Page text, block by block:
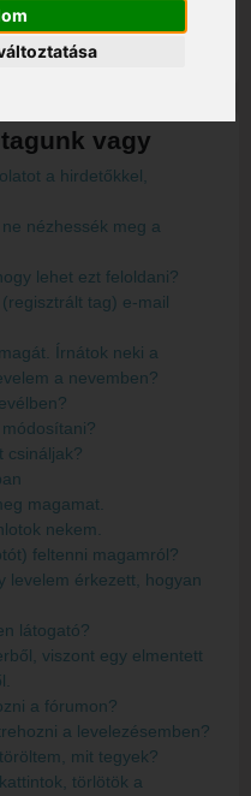
és a jelszavam, mindig
vagy
a hirdetőkkel,
nézhessék meg a
lehet ezt feloldani?
tag) e-mail
Írnátok neki a
a nevemben?
csináljak?
magamat.
nekem.
feltenni magamról?
levelem érkezett, hogyan
látogató?
viszont egy elmentett
a fórumon?
a levelezésemben?
mit tegyek?
törlötök a